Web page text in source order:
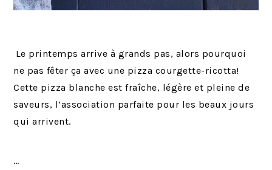
Le printemps arrive à grands pas, alors pourquoi
ne pas fêter ça avec une pizza courgette-ricotta!
Cette pizza blanche est fraîche, légère et pleine de
saveurs, l’association parfaite pour les beaux jours
qui arrivent.
…